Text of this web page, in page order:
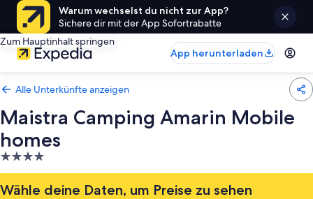
Warum wechselst du nicht zur App?
Sichere dir mit der App Sofortrabatte
Zum Hauptinhalt springen
App herunterladen
Alle Unterkünfte anzeigen
Maistra Camping Amarin Mobile
homes
4.0-
Sterne-
Unterkunft
Wähle deine Daten, um Preise zu sehen